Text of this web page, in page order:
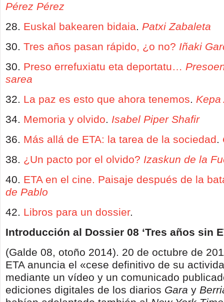
Pérez Pérez
28. Euskal bakearen bidaia. Patxi Zabaleta
30. Tres años pasan rápido, ¿o no? Iñaki
30. Preso errefuxiatu eta deportatu…
sarea
32. La paz es esto que ahora tenemos. Kepa
34. Memoria y olvido. Isabel Piper Shafir
36. Más allá de ETA: la tarea de la sociedad.
38. ¿Un pacto por el olvido? Izaskun de la
40. ETA en el cine. Paisaje después de la
de Pablo
42. Libros para un dossier.
Introducción al Dossier 08 ‘Tres años sin
(Galde 08, otoño 2014). 20 de octubre de
ETA anuncia el «cese definitivo de su
mediante un vídeo y un comunicado
ediciones digitales de los diarios Gara y